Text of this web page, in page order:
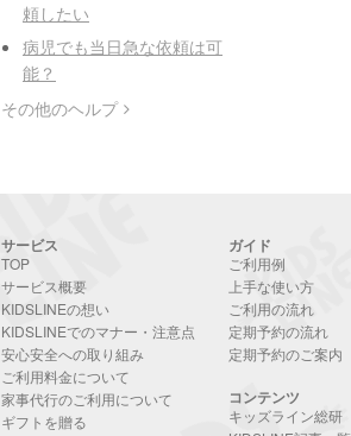
頼したい
病児でも当日急な依頼は可
能？
その他のヘルプ
サービス
TOP
サービス概要
KIDSLINEの想い
KIDSLINEでのマナー・注意点
安心安全への取り組み
ご利用料金について
家事代行のご利用について
ギフトを贈る
ガイド
ご利用例
上手な使い方
ご利用の流れ
定期予約の流れ
定期予約のご案内
コンテンツ
キッズライン総研